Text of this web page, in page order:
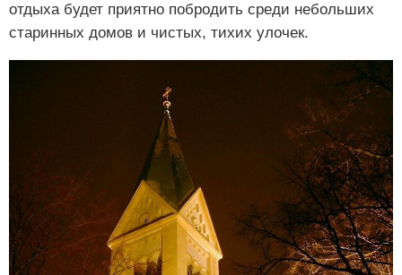
отдыха будет приятно побродить среди небольших
старинных домов и чистых, тихих улочек.